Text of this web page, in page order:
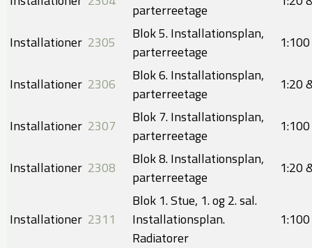
parterreetage
Installationer 2305
Blok 5. Installationsplan,
parterreetage
​​1:100
Installationer 2306
Blok 6. Installationsplan,
parterreetage
​1:20
Installationer 2307
Blok 7. Installationsplan,
parterreetage
​​1:100
Installationer 2308
Blok 8. Installationsplan,
parterreetage
​1:20
Installationer 2311
Blok 1. Stue, 1. og 2. sal.
Installationsplan.
Radiatorer
​​1:100